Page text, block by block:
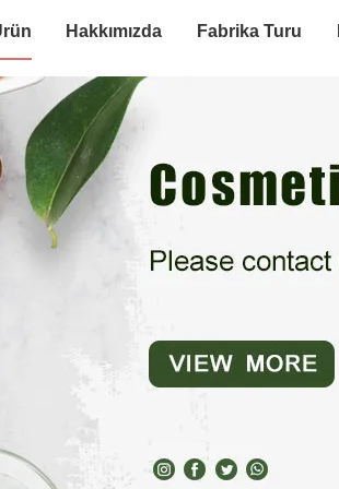
Hakkımızda Fabrika Turu